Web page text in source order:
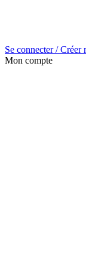
Se connecter / Créer
Mon compte